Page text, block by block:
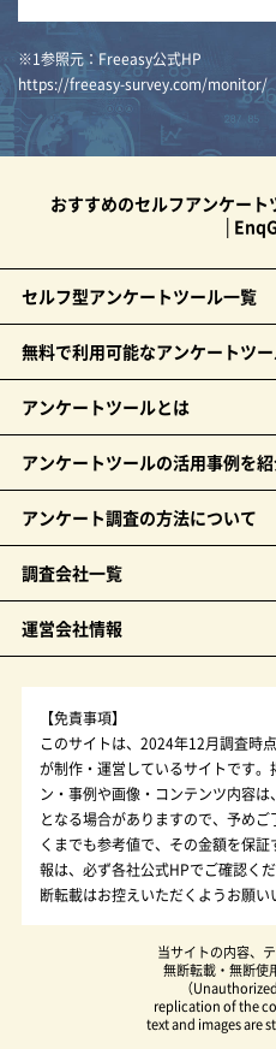
※1参照元：Freeasy公式HP
https://freeasy-survey.com/monitor/
おすすめのセルフアンケー
セルフ型アンケートツール一覧
無料で利用可能なアンケートツ
アンケートツールとは
アンケートツールの活用事例を
アンケート調査の方法について
調査会社一覧
運営会社情報
【免責事項】
このサイトは、2024年12月調査時
が制作・運営しているサイトです
ン・事例や画像・コンテンツ内容
となる場合がありますので、予め
くまでも参考値で、その金額を保
報は、必ず各社公式HPでご確認く
断転載はお控えいただくようお願い
当サイトの内容、
無断転載・無断使
（
replication of the
text and images are